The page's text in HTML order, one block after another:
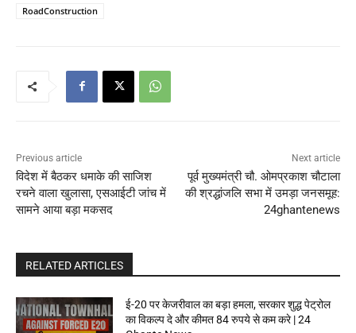
RoadConstruction
Previous article
विदेश में बैठकर धमाके की साजिश
रचने वाला खुलासा, एसआईटी जांच में
सामने आया बड़ा मकसद
Next article
पूर्व मुख्यमंत्री चौ. ओमप्रकाश चौटाला
की श्रद्धांजलि सभा में उमड़ा जनसमूह:
24ghantenews
RELATED ARTICLES
ई-20 पर केजरीवाल का बड़ा हमला, सरकार शुद्ध पेट्रोल
का विकल्प दे और कीमत 84 रुपये से कम करे | 24